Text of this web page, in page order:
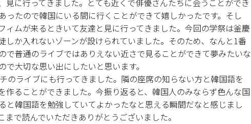
に行ってきました。とても近くで俳優さんたちに会うことができ
たので韓国にいる間に行くことができて嬉しかったです。そし
ィムが来るときいて友達と見に行ってきました。今回の学祭は釜慶
しか入れないゾーンが設けられていました。そのため、なんと1番
で普通のライブではありえない近さで見ることができて夢みたいな
大切な思い出にしたいと思います。
のライブにも行ってきました。隣の座席の知らない方と韓国語を
ることができました。今振り返ると、韓国人のみならず色んな国
と韓国語を勉強していてよかったなと思える瞬間だなと感じまし
で読んでいただきありがとうございました。